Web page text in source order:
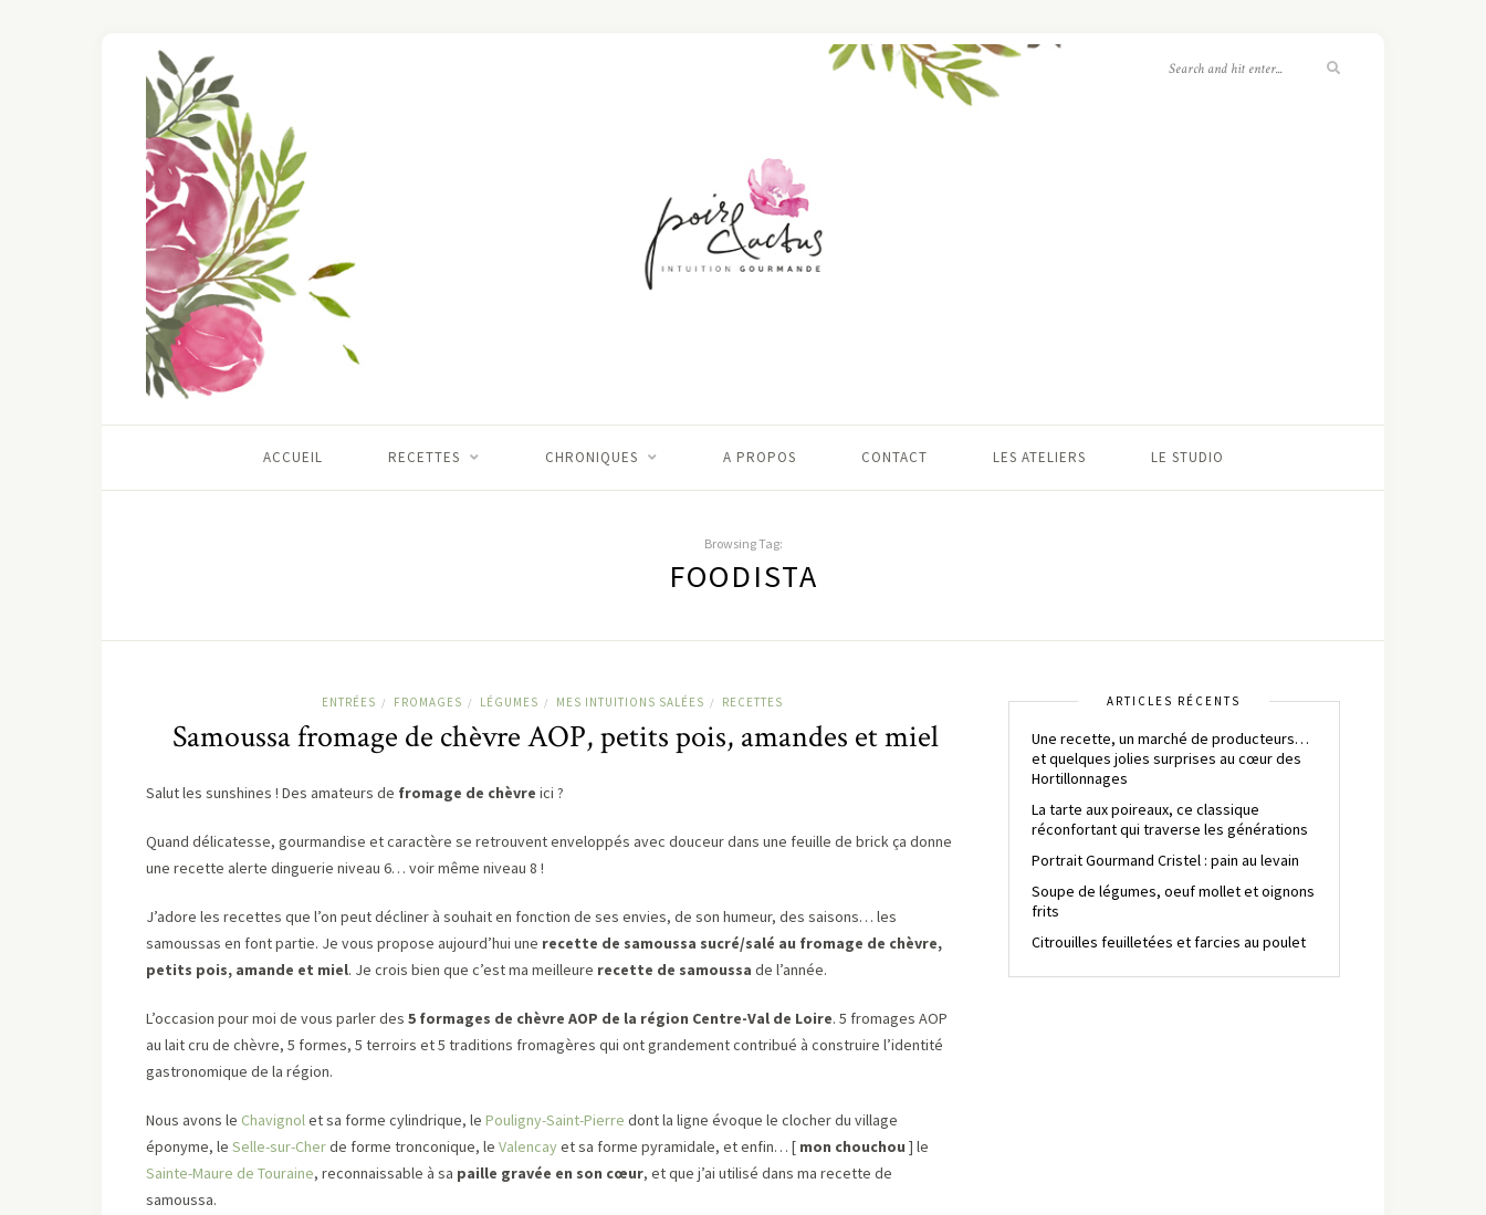
ACCUEIL RECETTES CHRONIQUES A PROPOS CONTACT LES ATELIERS LE STUDIO
Browsing Tag:
FOODISTA
ENTRÉES / FROMAGES / LÉGUMES / MES INTUITIONS SALÉES / RECETTES
Samoussa fromage de chèvre AOP, petits pois, amandes et miel
Salut les sunshines ! Des amateurs de fromage de chèvre ici ?
Quand délicatesse, gourmandise et caractère se retrouvent enveloppés avec douceur dans une feuille de brick ça donne
une recette alerte dinguerie niveau 6… voir même niveau 8 !
J’adore les recettes que l’on peut décliner à souhait en fonction de ses envies, de son humeur, des saisons… les
samoussas en font partie. Je vous propose aujourd’hui une recette de samoussa sucré/salé au fromage de chèvre,
petits pois, amande et miel. Je crois bien que c’est ma meilleure recette de samoussa de l’année.
L’occasion pour moi de vous parler des 5 formages de chèvre AOP de la région Centre-Val de Loire. 5 fromages AOP
au lait cru de chèvre, 5 formes, 5 terroirs et 5 traditions fromagères qui ont grandement contribué à construire l’identité
gastronomique de la région.
Nous avons le Chavignol et sa forme cylindrique, le Pouligny-Saint-Pierre dont la ligne évoque le clocher du village
éponyme, le Selle-sur-Cherde forme tronconique, le Valencayet sa forme pyramidale, et enfin… [ mon chouchou ] le
Sainte-Maure de Touraine, reconnaissable à sa paille gravée en son cœur, et que j’ai utilisé dans ma recette de
samoussa.
ARTICLES RÉCENTS
Une recette, un marché de producteurs…
et quelques jolies surprises au cœur des
Hortillonnages
La tarte aux poireaux, ce classique
réconfortant qui traverse les générations
Portrait Gourmand Cristel : pain au levain
Soupe de légumes, oeuf mollet et oignons
frits
Citrouilles feuilletées et farcies au poulet